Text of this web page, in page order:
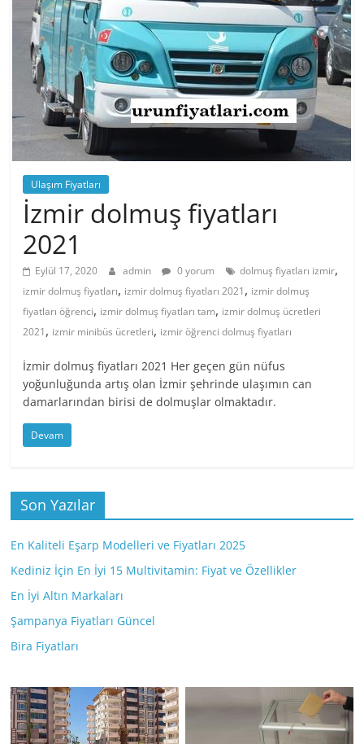
Ulaşım Fiyatları
İzmir dolmuş fiyatları
2021
Eylül 17, 2020 admin 0 yorum dolmuş fiyatları izmir,
izmir dolmuş fiyatları, izmir dolmuş fiyatları 2021, izmir dolmuş
fiyatları öğrenci, izmir dolmuş fiyatları tam, izmir dolmuş ücretleri
2021, izmir minibüs ücretleri, izmir öğrenci dolmuş fiyatları
İzmir dolmuş fiyatları 2021 Her geçen gün nüfus
yoğunluğunda artış olan İzmir şehrinde ulaşımın can
damarlarından birisi de dolmuşlar olmaktadır.
Devam
Son Yazılar
En Kaliteli Eşarp Modelleri ve Fiyatları 2025
Kediniz İçin En İyi 15 Multivitamin: Fiyat ve Özellikler
En İyi Altın Markaları
Şampanya Fiyatları Güncel
Bira Fiyatları